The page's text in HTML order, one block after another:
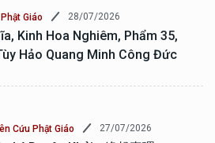
Giáo 28/07/2026
Kinh Hoa Nghiêm, Phẩm 35,
Hảo Quang Minh Công Đức
Cứu Phật Giáo 27/07/2026